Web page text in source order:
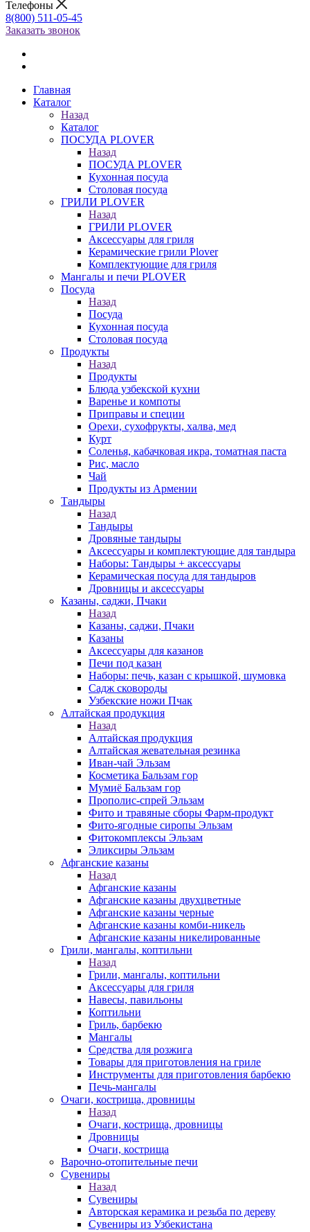
Телефоны
8(800) 511-05-45
Заказать звонок
Главная
Каталог
Назад
Каталог
ПОСУДА PLOVER
Назад
ПОСУДА PLOVER
Кухонная посуда
Столовая посуда
ГРИЛИ PLOVER
Назад
ГРИЛИ PLOVER
Аксессуары для гриля
Керамические грили Plover
Комплектующие для гриля
Мангалы и печи PLOVER
Посуда
Назад
Посуда
Кухонная посуда
Столовая посуда
Продукты
Назад
Продукты
Блюда узбекской кухни
Варенье и компоты
Приправы и специи
Орехи, сухофрукты, халва, мед
Курт
Соленья, кабачковая икра, томатная паста
Рис, масло
Чай
Продукты из Армении
Тандыры
Назад
Тандыры
Дровяные тандыры
Аксессуары и комплектующие для тандыра
Наборы: Тандыры + аксессуары
Керамическая посуда для тандыров
Дровницы и аксессуары
Казаны, саджи, Пчаки
Назад
Казаны, саджи, Пчаки
Казаны
Аксессуары для казанов
Печи под казан
Наборы: печь, казан с крышкой, шумовка
Садж сковороды
Узбекские ножи Пчак
Алтайская продукция
Назад
Алтайская продукция
Алтайская жевательная резинка
Иван-чай Эльзам
Косметика Бальзам гор
Мумиё Бальзам гор
Прополис-спрей Эльзам
Фито и травяные сборы Фарм-продукт
Фито-ягодные сиропы Эльзам
Фитокомплексы Эльзам
Эликсиры Эльзам
Афганские казаны
Назад
Афганские казаны
Афганские казаны двухцветные
Афганские казаны черные
Афганские казаны комби-никель
Афганские казаны никелированные
Грили, мангалы, коптильни
Назад
Грили, мангалы, коптильни
Аксессуары для гриля
Навесы, павильоны
Коптильни
Гриль, барбекю
Мангалы
Средства для розжига
Товары для приготовления на гриле
Инструменты для приготовления барбекю
Печь-мангалы
Очаги, кострища, дровницы
Назад
Очаги, кострища, дровницы
Дровницы
Очаги, кострища
Варочно-отопительные печи
Сувениры
Назад
Сувениры
Авторская керамика и резьба по дереву
Сувениры из Узбекистана